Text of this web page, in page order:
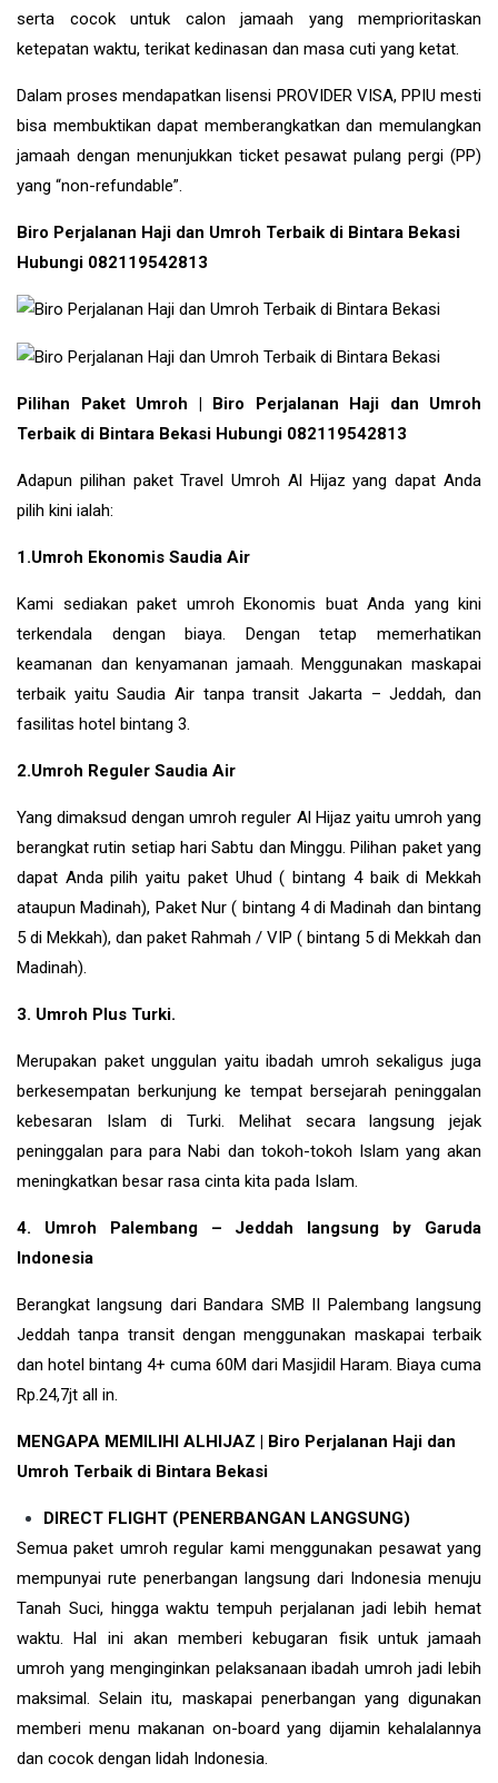
serta cocok untuk calon jamaah yang memprioritaskan
ketepatan waktu, terikat kedinasan dan masa cuti yang ketat.
Dalam proses mendapatkan lisensi PROVIDER VISA, PPIU mesti
bisa membuktikan dapat memberangkatkan dan memulangkan
jamaah dengan menunjukkan ticket pesawat pulang pergi (PP)
yang “non-refundable”.
Biro Perjalanan Haji dan Umroh Terbaik di Bintara Bekasi
Hubungi 082119542813
Pilihan Paket Umroh | Biro Perjalanan Haji dan Umroh
Terbaik di Bintara Bekasi Hubungi 082119542813
Adapun pilihan paket Travel Umroh Al Hijaz yang dapat Anda
pilih kini ialah:
1.Umroh Ekonomis Saudia Air
Kami sediakan paket umroh Ekonomis buat Anda yang kini
terkendala dengan biaya. Dengan tetap memerhatikan
keamanan dan kenyamanan jamaah. Menggunakan maskapai
terbaik yaitu Saudia Air tanpa transit Jakarta – Jeddah, dan
fasilitas hotel bintang 3.
2.Umroh Reguler Saudia Air
Yang dimaksud dengan umroh reguler Al Hijaz yaitu umroh yang
berangkat rutin setiap hari Sabtu dan Minggu. Pilihan paket yang
dapat Anda pilih yaitu paket Uhud ( bintang 4 baik di Mekkah
ataupun Madinah), Paket Nur ( bintang 4 di Madinah dan bintang
5 di Mekkah), dan paket Rahmah / VIP ( bintang 5 di Mekkah dan
Madinah).
3. Umroh Plus Turki.
Merupakan paket unggulan yaitu ibadah umroh sekaligus juga
berkesempatan berkunjung ke tempat bersejarah peninggalan
kebesaran Islam diTurki. Melihat secara langsung jejak
peninggalan para para Nabi dan tokoh-tokoh Islam yang akan
meningkatkan besar rasa cinta kita pada Islam.
4. Umroh Palembang – Jeddah langsung by Garuda
Indonesia
Berangkat langsung dari Bandara SMB II Palembang langsung
Jeddah tanpa transit dengan menggunakan maskapai terbaik
dan hotel bintang 4+ cuma 60M dari Masjidil Haram. Biaya cuma
Rp.24,7jt all in.
MENGAPA MEMILIHI ALHIJAZ | Biro Perjalanan Haji dan
Umroh Terbaik di Bintara Bekasi
DIRECT FLIGHT (PENERBANGAN LANGSUNG)
Semua paket umroh regular kami menggunakan pesawat yang
mempunyai rute penerbangan langsung dari Indonesia menuju
Tanah Suci, hingga waktu tempuh perjalanan jadi lebih hemat
waktu. Hal ini akan memberi kebugaran fisik untuk jamaah
umroh yang menginginkan pelaksanaan ibadah umroh jadi lebih
maksimal. Selain itu, maskapai penerbangan yang digunakan
memberi menu makanan on-board yang dijamin kehalalannya
dan cocok dengan lidah Indonesia.